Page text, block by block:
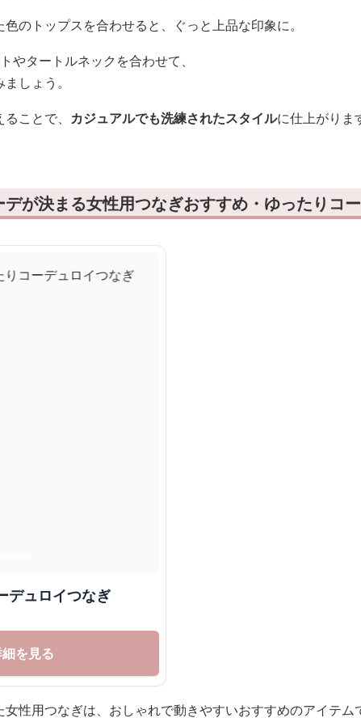
のトップスを合わせると、ぐっと上品な印象に。
やタートルネックを合わせて、
しょう。
ことで、 カジュアルでも洗練されたスタイルに仕上がりま
が決まる女性用つなぎおすすめ・ゆったりコ
デュロイつなぎ
を見る
性用つなぎは、おしゃれで動きやすいおすすめのアイテム